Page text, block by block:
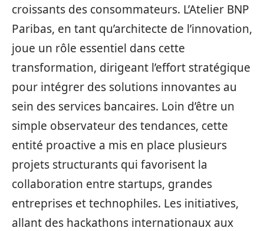
croissants des consommateurs. L’Atelier BNP
Paribas, en tant qu’architecte de l’innovation,
joue un rôle essentiel dans cette
transformation, dirigeant l’effort stratégique
pour intégrer des solutions innovantes au
sein des services bancaires. Loin d’être un
simple observateur des tendances, cette
entité proactive a mis en place plusieurs
projets structurants qui favorisent la
collaboration entre startups, grandes
entreprises et technophiles. Les initiatives,
allant des hackathons internationaux aux